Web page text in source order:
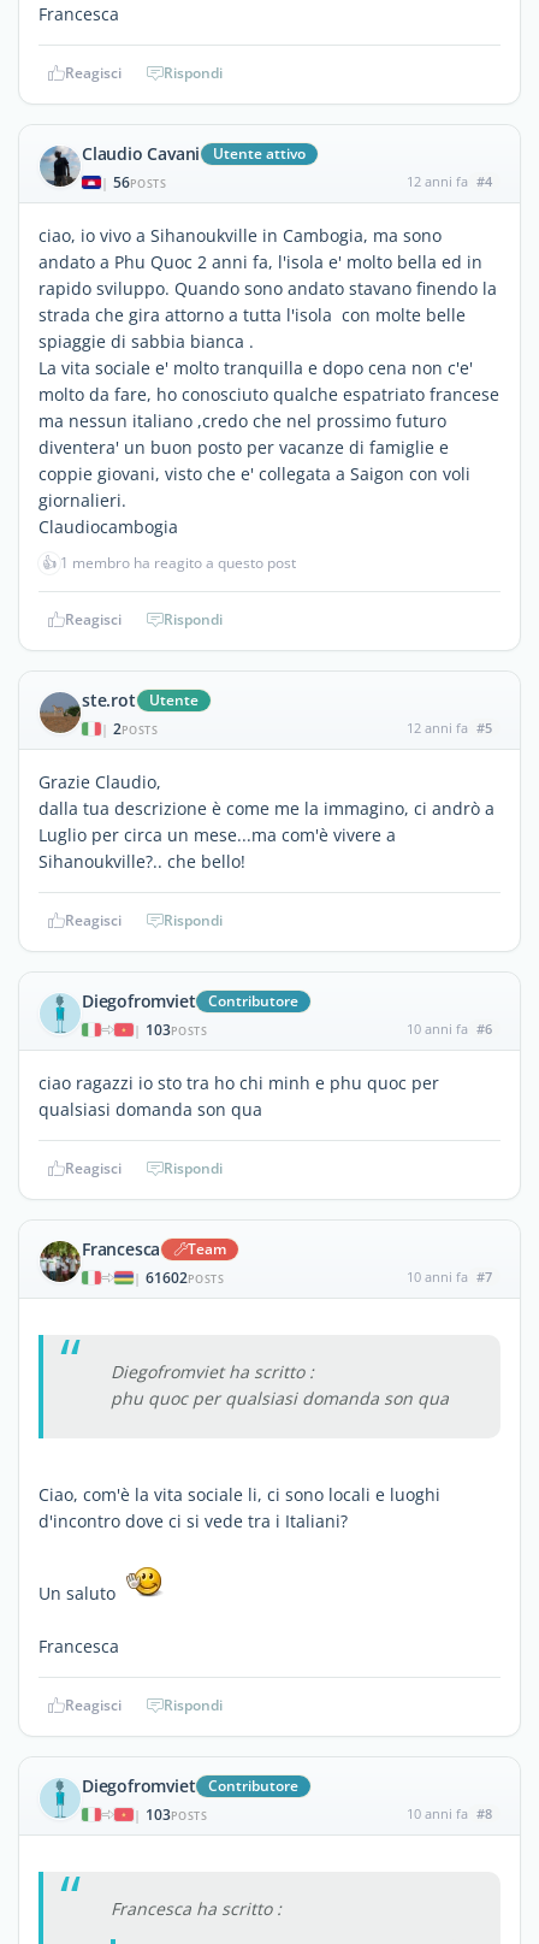
Francesca
Reagisci Rispondi
Claudio Cavani Utente attivo
| 56POSTS 12 anni fa #4
ciao, io vivo a Sihanoukville in Cambogia, ma sono
andato a Phu Quoc 2 anni fa, l'isola e' molto bella ed in
rapido sviluppo. Quando sono andato stavano finendo la
strada che gira attorno a tutta l'isola con molte belle
spiaggie di sabbia bianca .
La vita sociale e' molto tranquilla e dopo cena non c'e'
molto da fare, ho conosciuto qualche espatriato francese
ma nessun italiano ,credo che nel prossimo futuro
diventera' un buon posto per vacanze di famiglie e
coppie giovani, visto che e' collegata a Saigon con voli
giornalieri.
Claudiocambogia
👍 1 membro ha reagito a questo post
Reagisci Rispondi
ste.rot Utente
| 2POSTS 12 anni fa #5
Grazie Claudio,
dalla tua descrizione è come me la immagino, ci andrò a
Luglio per circa un mese...ma com'è vivere a
Sihanoukville?.. che bello!
Reagisci Rispondi
Diegofromviet Contributore
| 103POSTS 10 anni fa #6
ciao ragazzi io sto tra ho chi minh e phu quoc per
qualsiasi domanda son qua
Reagisci Rispondi
Francesca Team
| 61602POSTS 10 anni fa #7
Diegofromviet ha scritto :
phu quoc per qualsiasi domanda son qua
Ciao, com'è la vita sociale li, ci sono locali e luoghi
d'incontro dove ci si vede tra i Italiani?
Un saluto
Francesca
Reagisci Rispondi
Diegofromviet Contributore
| 103POSTS 10 anni fa #8
Francesca ha scritto :